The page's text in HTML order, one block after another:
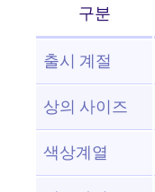
구분
출시 계절
상의 사이즈
색상계열